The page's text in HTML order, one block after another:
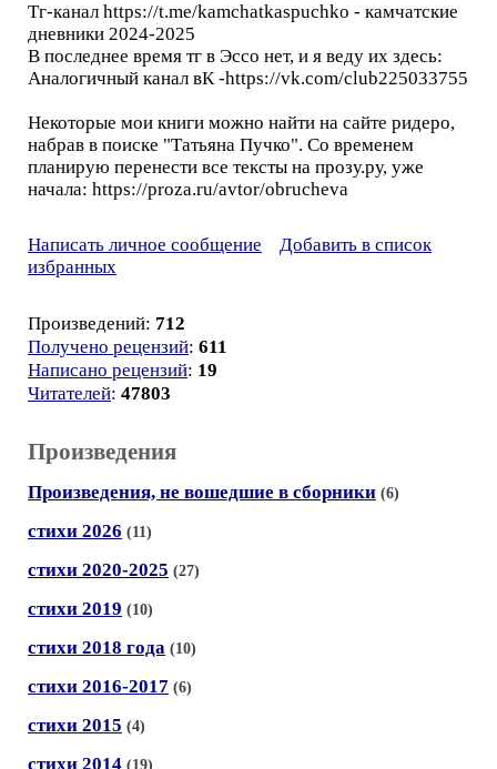
Тг-канал https://t.me/kamchatkaspuchko - камчатские
дневники 2024-2025
В последнее время тг в Эссо нет, и я веду их здесь:
Аналогичный канал вК -https://vk.com/club225033755
Некоторые мои книги можно найти на сайте ридеро,
набрав в поиске "Татьяна Пучко". Со временем
планирую перенести все тексты на прозу.ру, уже
начала: https://proza.ru/avtor/obrucheva
Написать личное сообщение
Добавить в список
избранных
Произведений: 712
Получено рецензий: 611
Написано рецензий: 19
Читателей: 47803
Произведения
Произведения, не вошедшие в сборники (6)
стихи 2026 (11)
стихи 2020-2025 (27)
стихи 2019 (10)
стихи 2018 года (10)
стихи 2016-2017 (6)
стихи 2015 (4)
стихи 2014 (19)